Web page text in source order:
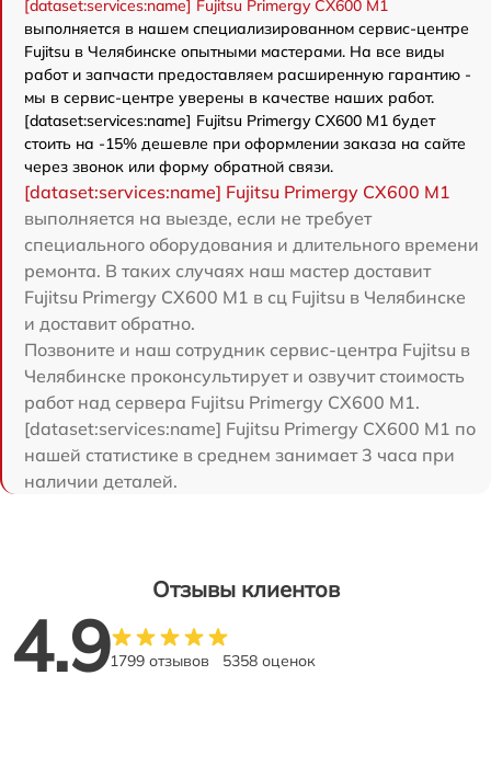
[dataset:services:name] Fujitsu Primergy CX600 M1
выполняется в нашем специализированном сервис-центре
Fujitsu в Челябинске опытными мастерами. На все виды
работ и запчасти предоставляем расширенную гарантию -
мы в сервис-центре уверены в качестве наших работ.
[dataset:services:name] Fujitsu Primergy CX600 M1 будет
стоить на -15% дешевле при оформлении заказа на сайте
через звонок или форму обратной связи.
[dataset:services:name] Fujitsu Primergy CX600 M1
выполняется на выезде, если не требует
специального оборудования и длительного времени
ремонта. В таких случаях наш мастер доставит
Fujitsu Primergy CX600 M1 в сц Fujitsu в Челябинске
и доставит обратно.
Позвоните и наш сотрудник сервис-центра Fujitsu в
Челябинске проконсультирует и озвучит стоимость
работ над сервера Fujitsu Primergy CX600 M1.
[dataset:services:name] Fujitsu Primergy CX600 M1 по
нашей статистике в среднем занимает 3 часа при
наличии деталей.
Отзывы клиентов
4.91799 отзывов 5358 оценок